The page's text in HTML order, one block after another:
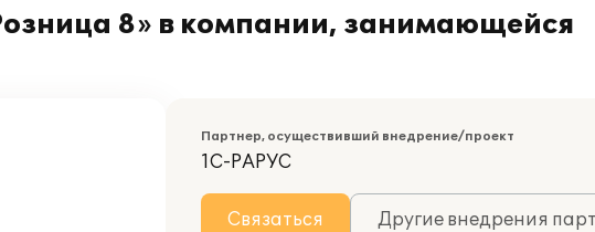
8» в компании, занимающейся
Партнер, осуществивший внедрение/проект
1С-РАРУС
Связаться Другие внедрения